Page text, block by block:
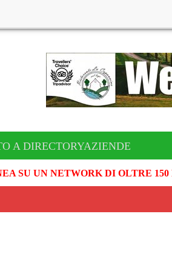
A DIRECTORYAZIENDE
SU UN NETWORK DI OLTRE 150